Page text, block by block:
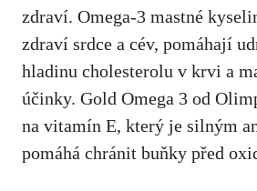
zdraví. Omega-3 mastné
zdraví srdce a cév, pomáhají
hladinu cholesterolu v krvi a
účinky. Gold Omega 3 od
na vitamín E, který je silným
pomáhá chránit buňky před